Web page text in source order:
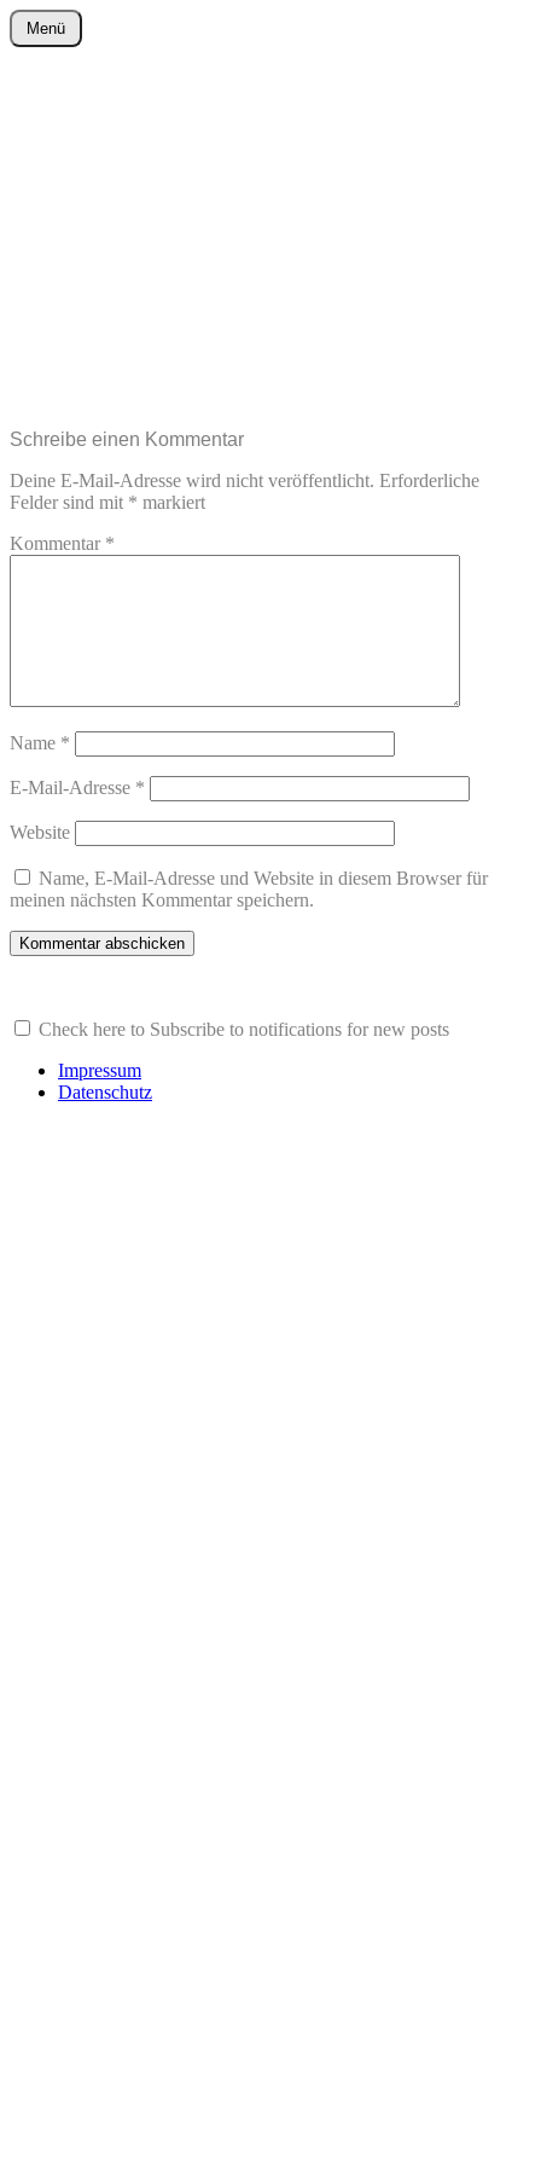
wurster-cartoon-blog.de
Menü
Zum
Inhalt
Schreibe einen Kommentar
Deine E-Mail-Adresse wird nicht veröffentlicht. Erforderliche
Felder sind mit * markiert
Kommentar *
Name *
E-Mail-Adresse *
Website
Name, E-Mail-Adresse und Website in diesem Browser für
meinen nächsten Kommentar speichern.
Check here to Subscribe to notifications for new posts
Impressum
Datenschutz